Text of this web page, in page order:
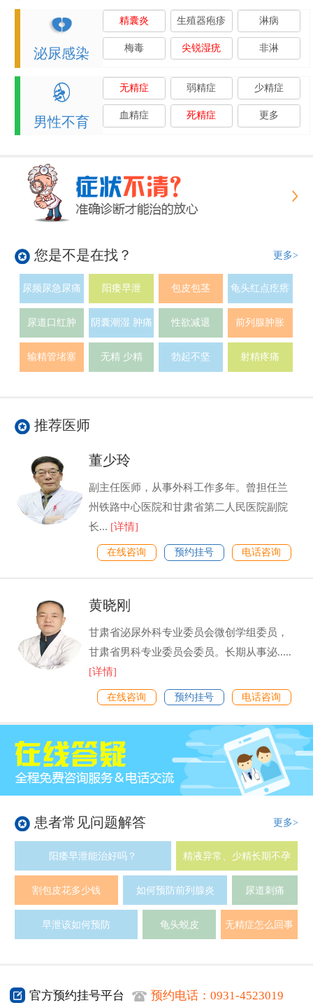
泌尿感染
精囊炎 生殖器疱疹 淋病
梅毒 尖锐湿疣 非淋
男性不育
无精症 弱精症 少精症
血精症 死精症 更多
您是不是在找？ 更多>
尿频尿急尿痛 阳痿早泄 包皮包茎 龟头红点疙瘩
尿道口红肿 阴囊潮湿 肿痛 性欲减退 前列腺肿胀
输精管堵塞 无精 少精 勃起不坚 射精疼痛
推荐医师
董少玲
副主任医师，从事外科工作多年。曾担任兰
州铁路中心医院和甘肃省第二人民医院副院
长... [详情]
在线咨询 预约挂号 电话咨询
黄晓刚
甘肃省泌尿外科专业委员会微创学组委员，
甘肃省男科专业委员会委员。长期从事泌.....
[详情]
在线咨询 预约挂号 电话咨询
患者常见问题解答 更多>
阳痿早泄能治好吗？ 精液异常、少精长期不孕
割包皮花多少钱 如何预防前列腺炎 尿道刺痛
早泄该如何预防 龟头蜕皮 无精症怎么回事
官方预约挂号平台 预约电话：0931-4523019